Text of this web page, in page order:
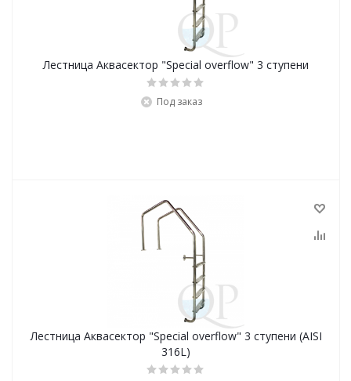
Лестница Аквасектор "Special overflow" 3 ступени
Под заказ
Лестница Аквасектор "Special overflow" 3 ступени (AISI
316L)